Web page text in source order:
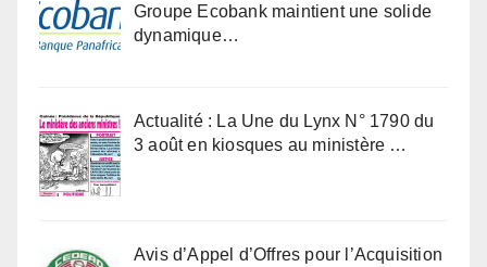
Groupe Ecobank maintient une solide
dynamique…
Actualité : La Une du Lynx N° 1790 du
3 août en kiosques au ministère …
Avis d’Appel d’Offres pour l’Acquisition